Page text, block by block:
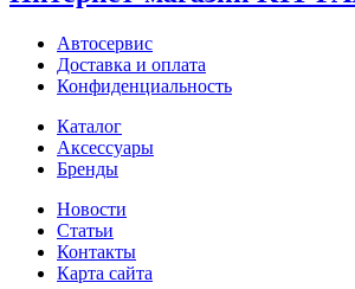
Автосервис
Доставка и оплата
Конфиденциальность
Каталог
Аксессуары
Бренды
Новости
Статьи
Контакты
Карта сайта